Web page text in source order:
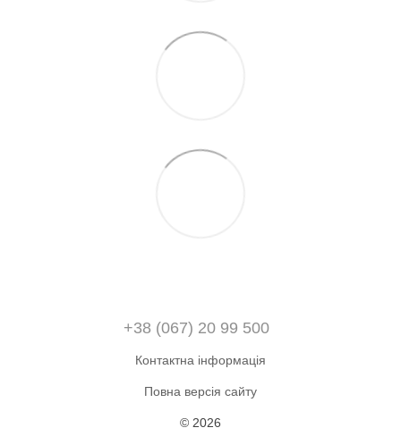
+38 (067) 20 99 500
Контактна інформація
Повна версія сайту
© 2026